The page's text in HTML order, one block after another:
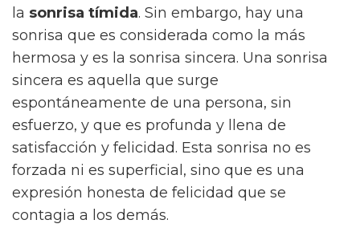
la sonrisa tímida. Sin embargo, hay una
sonrisa que es considerada como la más
hermosa y es la sonrisa sincera. Una sonrisa
sincera es aquella que surge
espontáneamente de una persona, sin
esfuerzo, y que es profunda y llena de
satisfacción y felicidad. Esta sonrisa no es
forzada ni es superficial, sino que es una
expresión honesta de felicidad que se
contagia a los demás.